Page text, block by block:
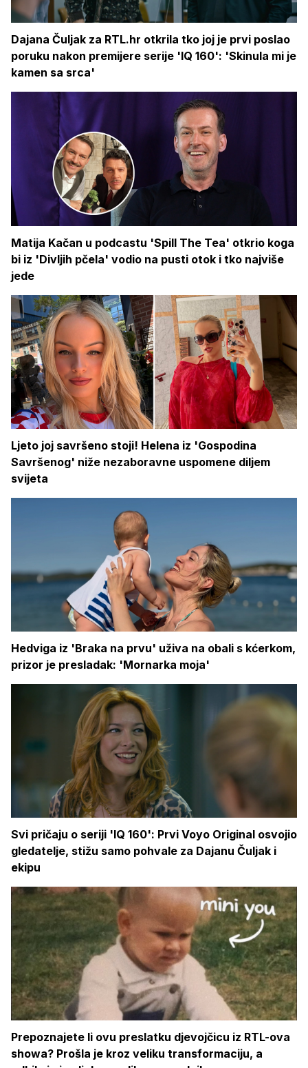
Dajana Čuljak za RTL.hr otkrila tko joj je prvi poslao
poruku nakon premijere serije 'IQ 160': 'Skinula mi je
kamen sa srca'
Matija Kačan u podcastu 'Spill The Tea' otkrio koga
bi iz 'Divljih pčela' vodio na pusti otok i tko najviše
jede
Ljeto joj savršeno stoji! Helena iz 'Gospodina
Savršenog' niže nezaboravne uspomene diljem
svijeta
Hedviga iz 'Braka na prvu' uživa na obali s kćerkom,
prizor je presladak: 'Mornarka moja'
Svi pričaju o seriji 'IQ 160': Prvi Voyo Original osvojio
gledatelje, stižu samo pohvale za Dajanu Čuljak i
ekipu
Prepoznajete li ovu preslatku djevojčicu iz RTL-ova
showa? Prošla je kroz veliku transformaciju, a